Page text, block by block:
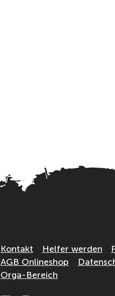
Kontakt Helfer werden
AGB Onlineshop
Orga-Bereich